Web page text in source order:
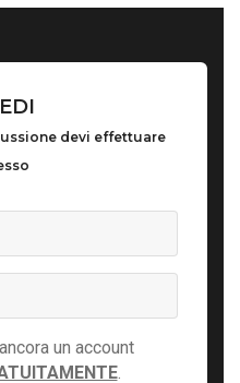
devi effettuare
un account
.